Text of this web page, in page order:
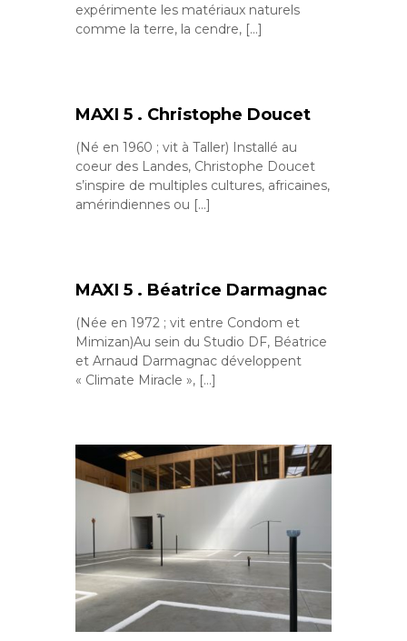
expérimente les matériaux naturels
comme la terre, la cendre, […]
MAXI 5 . Christophe Doucet
(Né en 1960 ; vit à Taller) Installé au
coeur des Landes, Christophe Doucet
s’inspire de multiples cultures, africaines,
amérindiennes ou […]
MAXI 5 . Béatrice Darmagnac
(Née en 1972 ; vit entre Condom et
Mimizan)Au sein du Studio DF, Béatrice
et Arnaud Darmagnac développent
« Climate Miracle », […]